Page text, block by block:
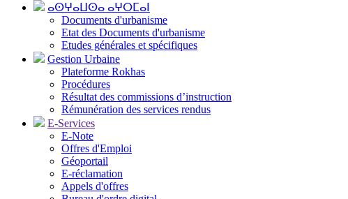
ⴰⵙⵖⴰⵡⵙⴰ ⴰⵖⵔⵎⴰⵏ
Documents d'urbanisme
Etat des Documents d'urbanisme
Etudes générales et spécifiques
Gestion Urbaine
Plateforme Rokhas
Procédures
Résultat des commissions d’instruction
Rémunération des services rendus
E-Services
E-Note
Offres d'Emploi
Géoportail
E-réclamation
Appels d'offres